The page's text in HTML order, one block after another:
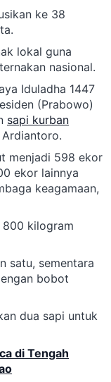
ke 38
lokal guna
nasional.
Iduladha 1447
(Prabowo)
sapi kurban
menjadi 598 ekor
ekor lainnya
keagamaan,
800 kilogram
satu, sementara
bobot
dua sapi untuk
di Tengah